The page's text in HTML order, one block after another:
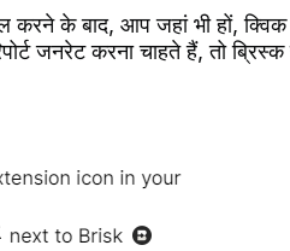
करने के बाद, आप जहां भी हों,
जनरेट करना चाहते हैं, तो